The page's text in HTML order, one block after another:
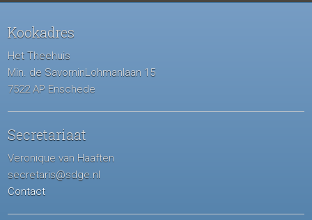
Kookadres
Het Theehuis
Min. de SavorninLohmanlaan 15
7522 AP Enschede
Secretariaat
Veronique van Haaften
secretaris@sdge.nl
Contact